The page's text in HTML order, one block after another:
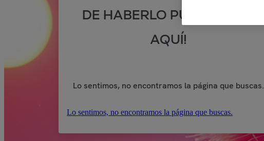
DE HABERLO PUESTO POR
AQUÍ!
Lo sentimos, no encontramos la página que buscas.
Lo sentimos, no encontramos la página que buscas.